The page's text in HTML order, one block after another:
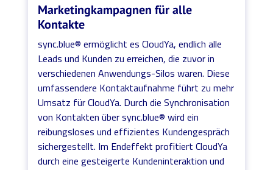
Marketingkampagnen für alle
Kontakte
sync.blue® ermöglicht es CloudYa, endlich alle
Leads und Kunden zu erreichen, die zuvor in
verschiedenen Anwendungs-Silos waren. Diese
umfassendere Kontaktaufnahme führt zu mehr
Umsatz für CloudYa. Durch die Synchronisation
von Kontakten über sync.blue® wird ein
reibungsloses und effizientes Kundengespräch
sichergestellt. Im Endeffekt profitiert CloudYa
durch eine gesteigerte Kundeninteraktion und